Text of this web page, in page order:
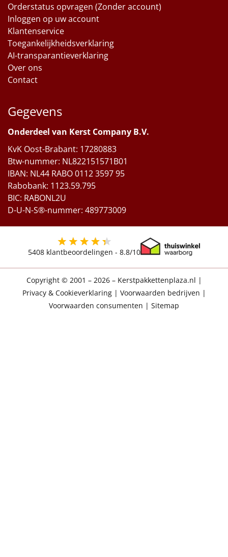
Per stuk
Alle overige
Orderstatus opvragen (Zonder account)
Inloggen op uw account
Klantenservice
Toegankelijkheidsverklaring
AI-transparantieverklaring
Over ons
Contact
Gegevens
Onderdeel van Kerst Company B.V.
KvK Oost-Brabant: 17280883
Btw-nummer: NL822151571B01
IBAN: NL44 RABO 0112 3597 95
Rabobank: 1123.59.795
BIC: RABONL2U
D-U-N-S®-nummer: 489773009
5408 klantbeoordelingen - 8.8/10
Copyright © 2001 – 2026 – Kerstpakkettenplaza.nl |
Privacy & Cookieverklaring| Voorwaarden bedrijven |
Voorwaarden consumenten | Sitemap